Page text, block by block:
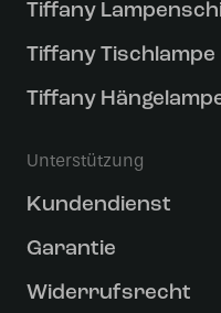
Tiffany
Tiffany Tischlampe
Tiffany
Unterstützung
Kundendienst
Garantie
Widerrufsrecht